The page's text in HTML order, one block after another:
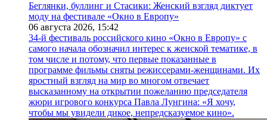
Беглянки, буллинг и Стасики: Женский взгляд диктует
моду на фестивале «Окно в Европу»
06 августа 2026, 15:42
34-й фестиваль российского кино «Окно в Европу» с
самого начала обозначил интерес к женской тематике, в
том числе и потому, что первые показанные в
программе фильмы сняты режиссерами-женщинами. Их
яростный взгляд на мир во многом отвечает
высказанному на открытии пожеланию председателя
жюри игрового конкурса Павла Лунгина: «Я хочу,
чтобы мы увидели дикое, непредсказуемое кино».